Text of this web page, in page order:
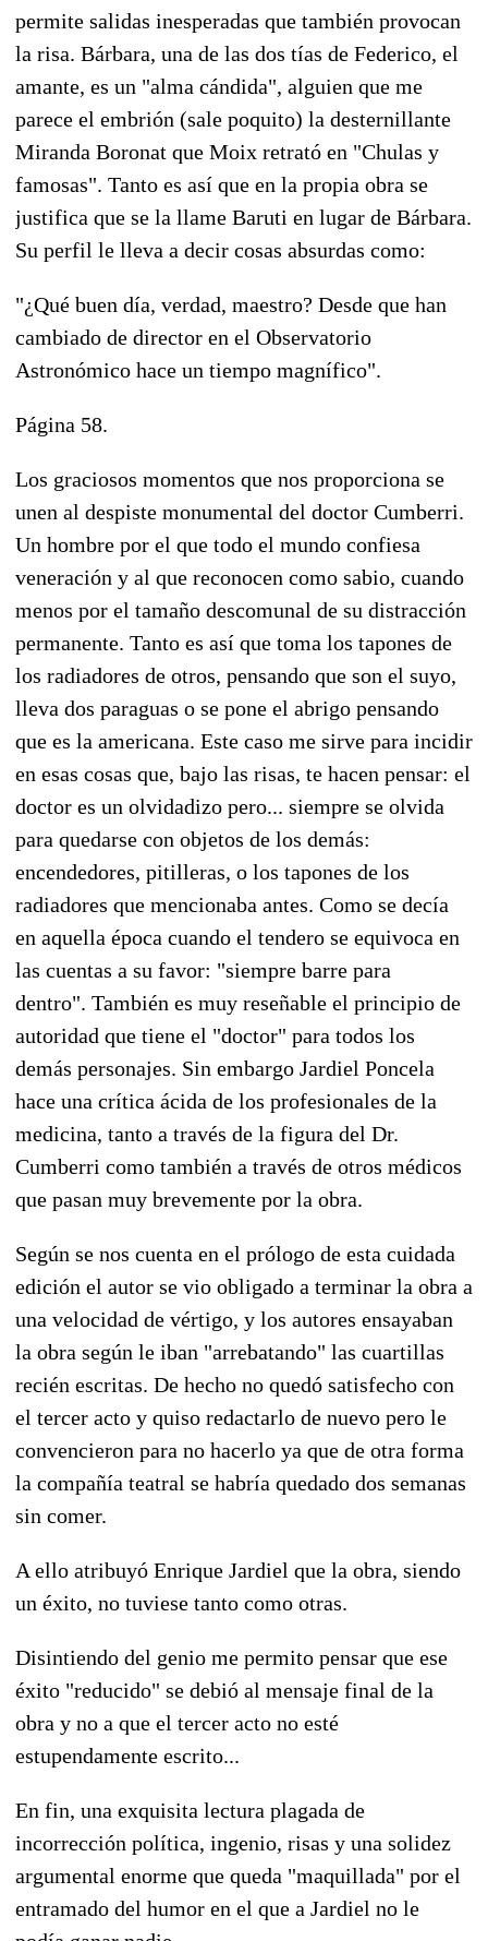
permite salidas inesperadas que también provocan
la risa. Bárbara, una de las dos tías de Federico, el
amante, es un "alma cándida", alguien que me
parece el embrión (sale poquito) la desternillante
Miranda Boronat que Moix retrató en "Chulas y
famosas". Tanto es así que en la propia obra se
justifica que se la llame Baruti en lugar de Bárbara.
Su perfil le lleva a decir cosas absurdas como:
"¿Qué buen día, verdad, maestro? Desde que han
cambiado de director en el Observatorio
Astronómico hace un tiempo magnífico".
Página 58.
Los graciosos momentos que nos proporciona se
unen al despiste monumental del doctor Cumberri.
Un hombre por el que todo el mundo confiesa
veneración y al que reconocen como sabio, cuando
menos por el tamaño descomunal de su distracción
permanente. Tanto es así que toma los tapones de
los radiadores de otros, pensando que son el suyo,
lleva dos paraguas o se pone el abrigo pensando
que es la americana. Este caso me sirve para incidir
en esas cosas que, bajo las risas, te hacen pensar: el
doctor es un olvidadizo pero... siempre se olvida
para quedarse con objetos de los demás:
encendedores, pitilleras, o los tapones de los
radiadores que mencionaba antes. Como se decía
en aquella época cuando el tendero se equivoca en
las cuentas a su favor: "siempre barre para
dentro". También es muy reseñable el principio de
autoridad que tiene el "doctor" para todos los
demás personajes. Sin embargo Jardiel Poncela
hace una crítica ácida de los profesionales de la
medicina, tanto a través de la figura del Dr.
Cumberri como también a través de otros médicos
que pasan muy brevemente por la obra.
Según se nos cuenta en el prólogo de esta cuidada
edición el autor se vio obligado a terminar la obra a
una velocidad de vértigo, y los autores ensayaban
la obra según le iban "arrebatando" las cuartillas
recién escritas. De hecho no quedó satisfecho con
el tercer acto y quiso redactarlo de nuevo pero le
convencieron para no hacerlo ya que de otra forma
la compañía teatral se habría quedado dos semanas
sin comer.
A ello atribuyó Enrique Jardiel que la obra, siendo
un éxito, no tuviese tanto como otras.
Disintiendo del genio me permito pensar que ese
éxito "reducido" se debió al mensaje final de la
obra y no a que el tercer acto no esté
estupendamente escrito...
En fin, una exquisita lectura plagada de
incorrección política, ingenio, risas y una solidez
argumental enorme que queda "maquillada" por el
entramado del humor en el que a Jardiel no le